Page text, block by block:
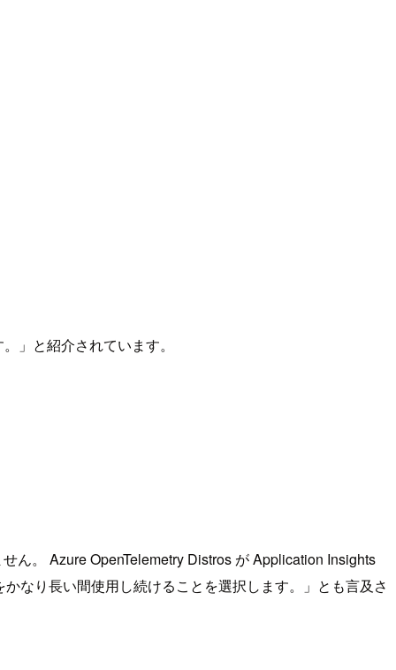
」と紹介されています。
ん。 Azure OpenTelemetry Distros が Application Insights
なり長い間使用し続けることを選択します。」とも言及さ